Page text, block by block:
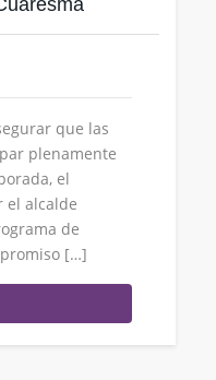
que las
plenamente
el
el alcalde
de
[…]